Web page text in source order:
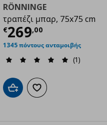
€ 104,00
RÖNNINGE
τραπέζι μπαρ, 75x75 cm
€269,00
Τρέχουσα
1345 πόντους ανταμοιβής
(1)
Προσθήκη στο καλάθι
Προσθήκη στα